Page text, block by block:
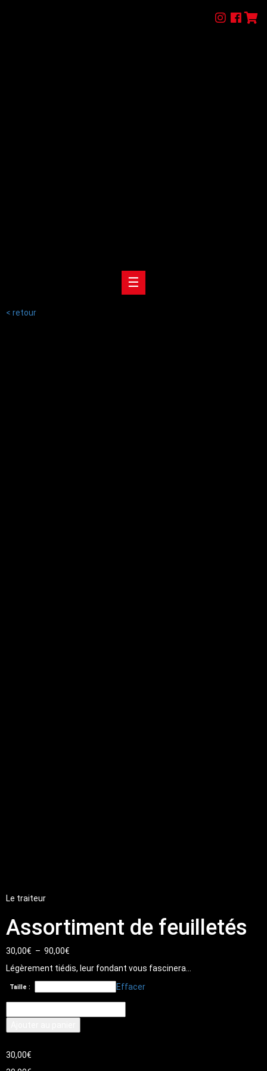
☰
< retour
Le traiteur
Assortiment de feuilletés
30,00€ – 90,00€
prix :
30,00€
à
Légèrement tiédis, leur fondant vous fascinera…
Taille : Effacer
de
Assortiment
feuilletés
30,00€